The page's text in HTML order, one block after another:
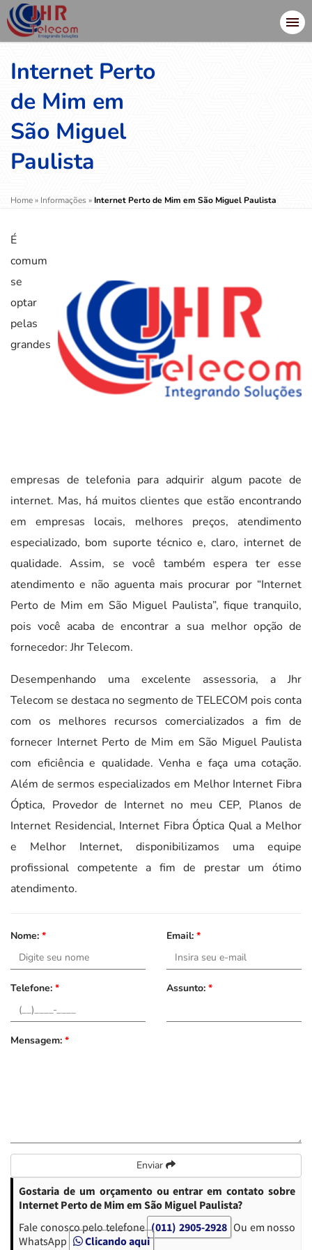
Internet Perto
de Mim em
São Miguel
Paulista
Home» Informações» Internet Perto de Mim em São Miguel Paulista
É
comum
se
optar
pelas
grandes
empresas de telefonia para adquirir algum pacote de
internet. Mas, há muitos clientes que estão encontrando
em empresas locais, melhores preços, atendimento
especializado, bom suporte técnico e, claro, internet de
qualidade. Assim, se você também espera ter esse
atendimento e não aguenta mais procurar por “Internet
Perto de Mim em São Miguel Paulista”, fique tranquilo,
pois você acaba de encontrar a sua melhor opção de
fornecedor: Jhr Telecom.
Desempenhando uma excelente assessoria, a Jhr
Telecom se destaca no segmento de TELECOM pois conta
com os melhores recursos comercializados a fim de
fornecer Internet Perto de Mim em São Miguel Paulista
com eficiência e qualidade. Venha e faça uma cotação.
Além de sermos especializados em Melhor Internet Fibra
Óptica, Provedor de Internet no meu CEP, Planos de
Internet Residencial, Internet Fibra Óptica Qual a Melhor
e Melhor Internet, disponibilizamos uma equipe
profissional competente a fim de prestar um ótimo
atendimento.
Nome: * Email: *
Telefone: * Assunto: *
Mensagem: *
Enviar
Gostaria de um orçamento ou entrar em contato sobre
Internet Perto de Mim em São Miguel Paulista?
Fale conosco pelo telefone (011) 2905-2928 Ou em nosso
WhatsApp
Clicando aqui